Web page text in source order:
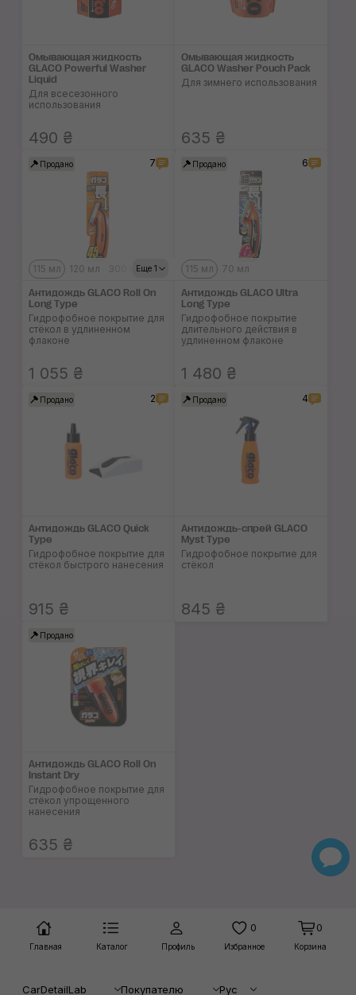
Омывающая жидкость
GLACO Powerful Washer
Liquid
Для всесезонного
использования
490 ₴
Омывающая жидкость
GLACO Washer Pouch Pack
Для зимнего использования
635 ₴
Продано 7
Еще 1
115 мл 120 мл 300 мл
Антидождь GLACO Roll On
Long Type
Гидрофобное покрытие для
стёкол в удлиненном
флаконе
1 055 ₴
Продано 6
115 мл 70 мл
Антидождь GLACO Ultra
Long Type
Гидрофобное покрытие
длительного действия в
удлиненном флаконе
1 480 ₴
Продано 2
Антидождь GLACO Quick
Type
Гидрофобное покрытие для
стёкол быстрого нанесения
915 ₴
Продано 4
Антидождь-спрей GLACO
Myst Type
Гидрофобное покрытие для
стёкол
845 ₴
Продано
Антидождь GLACO Roll On
Instant Dry
Гидрофобное покрытие для
стёкол упрощенного
нанесения
635 ₴
Главная Каталог Профиль
0
Избранное
0
Корзина
CarDetailLab Покупателю Рус